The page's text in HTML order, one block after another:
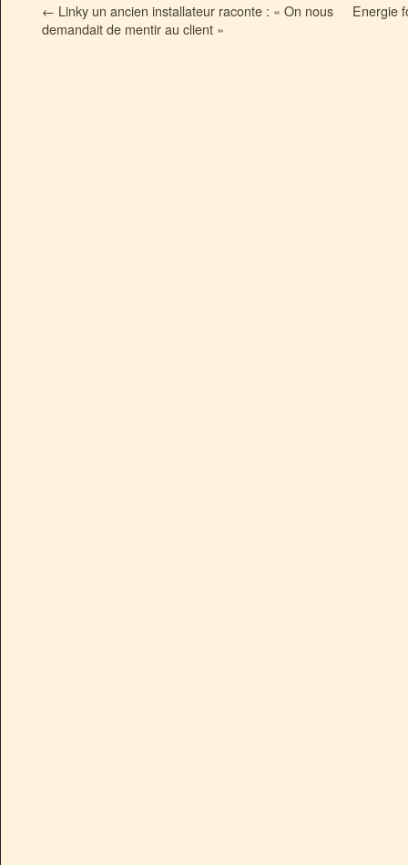
← Linky un ancien installateur raconte : « On nous
demandait de mentir au client »
Energie